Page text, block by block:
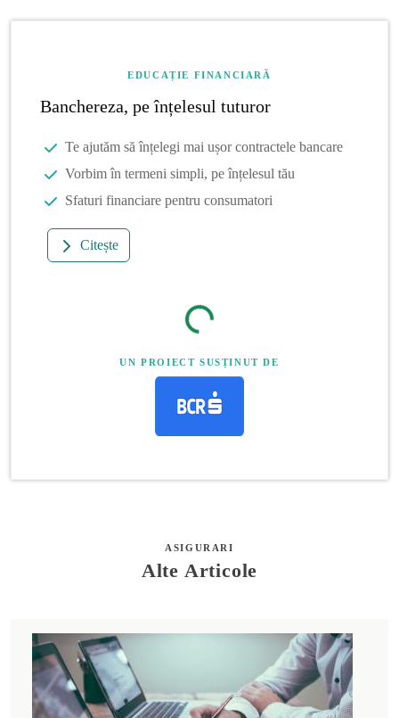
EDUCAȚIE FINANCIARĂ
Banchereza, pe înțelesul tuturor
Te ajutăm să înțelegi mai ușor contractele bancare
Vorbim în termeni simpli, pe înțelesul tău
Sfaturi financiare pentru consumatori
Citește
UN PROIECT SUSȚINUT DE
ASIGURARI
Alte Articole